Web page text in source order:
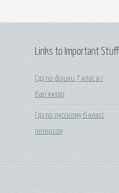
Links to Important Stuff
Гдз по фізики 7 клас в.г
бар'яхтар
Гдз по русскому 6 класс
петерсон